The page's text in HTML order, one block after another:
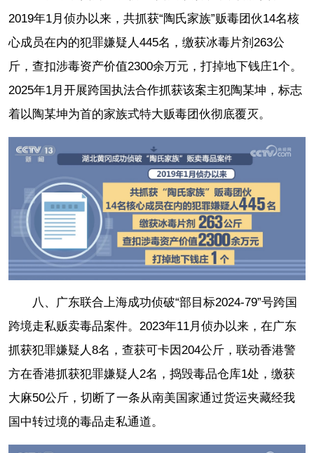
2019年1月侦办以来，共抓获“陶氏家族”贩毒团伙14名核
心成员在内的犯罪嫌疑人445名，缴获冰毒片剂263公
斤，查扣涉毒资产价值2300余万元，打掉地下钱庄1个。
2025年1月开展跨国执法合作抓获该案主犯陶某坤，标志
着以陶某坤为首的家族式特大贩毒团伙彻底覆灭。
八、广东联合上海成功侦破“部目标2024-79”号跨国
跨境走私贩卖毒品案件。2023年11月侦办以来，在广东
抓获犯罪嫌疑人8名，查获可卡因204公斤，联动香港警
方在香港抓获犯罪嫌疑人2名，捣毁毒品仓库1处，缴获
大麻50公斤，切断了一条从南美国家通过货运夹藏经我
国中转过境的毒品走私通道。